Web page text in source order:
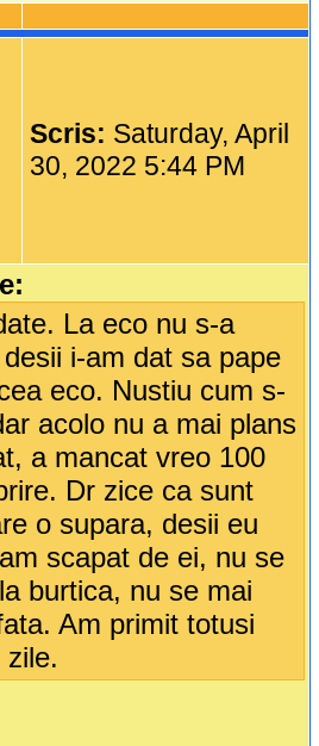
Scris: Saturday, April
30, 2022 5:44 PM
La eco nu s-a
i-am dat sa pape
eco. Nustiu cum s-
acolo nu a mai plans
a mancat vreo 100
Dr zice ca sunt
o supara, desii eu
scapat de ei, nu se
burtica, nu se mai
Am primit totusi
zile.